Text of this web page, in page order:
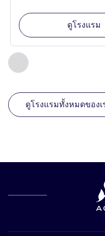
ก่อนหน้า - สถานประก
หน้า1 , สถานประก
ดูโรงแรม
ดูโรงแรมทั้งหมดของ